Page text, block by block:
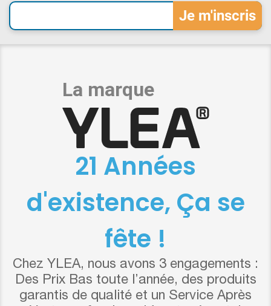
21 Années
d'existence, Ça se
fête !
Chez YLEA, nous avons 3 engagements :
Des Prix Bas toute l’année, des produits
garantis de qualité et un Service Après